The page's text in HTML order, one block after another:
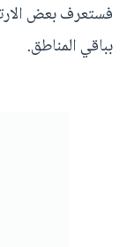
فستعرف بعض
بباقي المناطق.